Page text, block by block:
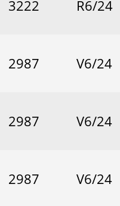
3222 R6/24
2987 V6/24
2987 V6/24
2987 V6/24